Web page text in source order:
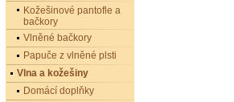
Kožešinové pantofle a
bačkory
Vlněné bačkory
Papuče z vlněné plsti
Vlna a kožešiny
Domácí doplňky